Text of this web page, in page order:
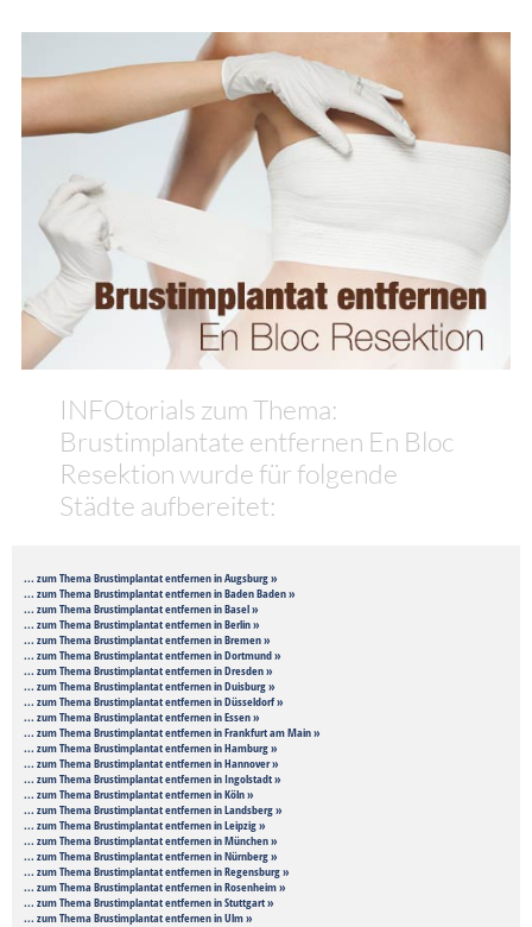
INFOtorials zum Thema:
Brustimplantate entfernen En Bloc
Resektion wurde für folgende
Städte aufbereitet:
... zum Thema Brustimplantat entfernen in Augsburg »
... zum Thema Brustimplantat entfernen in Baden Baden »
... zum Thema Brustimplantat entfernen in Basel »
... zum Thema Brustimplantat entfernen in Berlin »
... zum Thema Brustimplantat entfernen in Bremen »
... zum Thema Brustimplantat entfernen in Dortmund »
... zum Thema Brustimplantat entfernen in Dresden »
... zum Thema Brustimplantat entfernen in Duisburg »
... zum Thema Brustimplantat entfernen in Düsseldorf »
... zum Thema Brustimplantat entfernen in Essen »
... zum Thema Brustimplantat entfernen in Frankfurt am Main »
... zum Thema Brustimplantat entfernen in Hamburg »
... zum Thema Brustimplantat entfernen in Hannover »
... zum Thema Brustimplantat entfernen in Ingolstadt »
... zum Thema Brustimplantat entfernen in Köln »
... zum Thema Brustimplantat entfernen in Landsberg »
... zum Thema Brustimplantat entfernen in Leipzig »
... zum Thema Brustimplantat entfernen in München »
... zum Thema Brustimplantat entfernen in Nürnberg »
... zum Thema Brustimplantat entfernen in Regensburg »
... zum Thema Brustimplantat entfernen in Rosenheim »
... zum Thema Brustimplantat entfernen in Stuttgart »
... zum Thema Brustimplantat entfernen in Ulm »